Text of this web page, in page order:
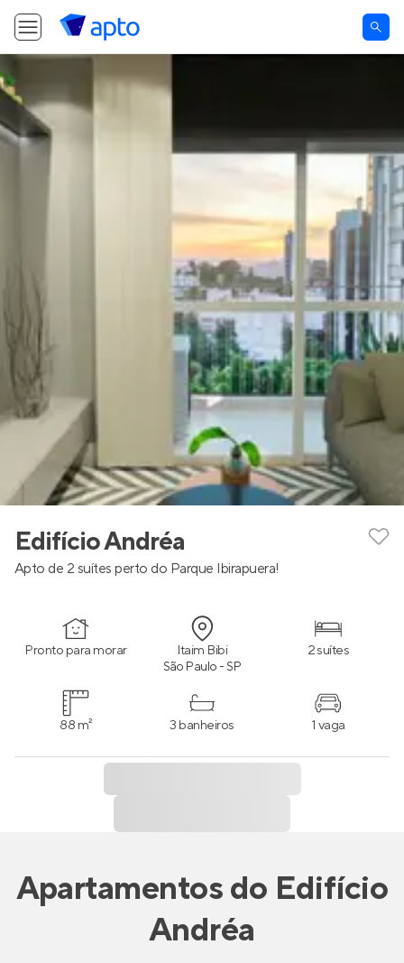
Edifício Andréa
Apto de 2 suítes perto do Parque Ibirapuera!
Pronto para morar Itaim Bibi
São Paulo - SP
2 suítes
88 m² 3 banheiros 1 vaga
Apartamentosdo Edifício
Andréa